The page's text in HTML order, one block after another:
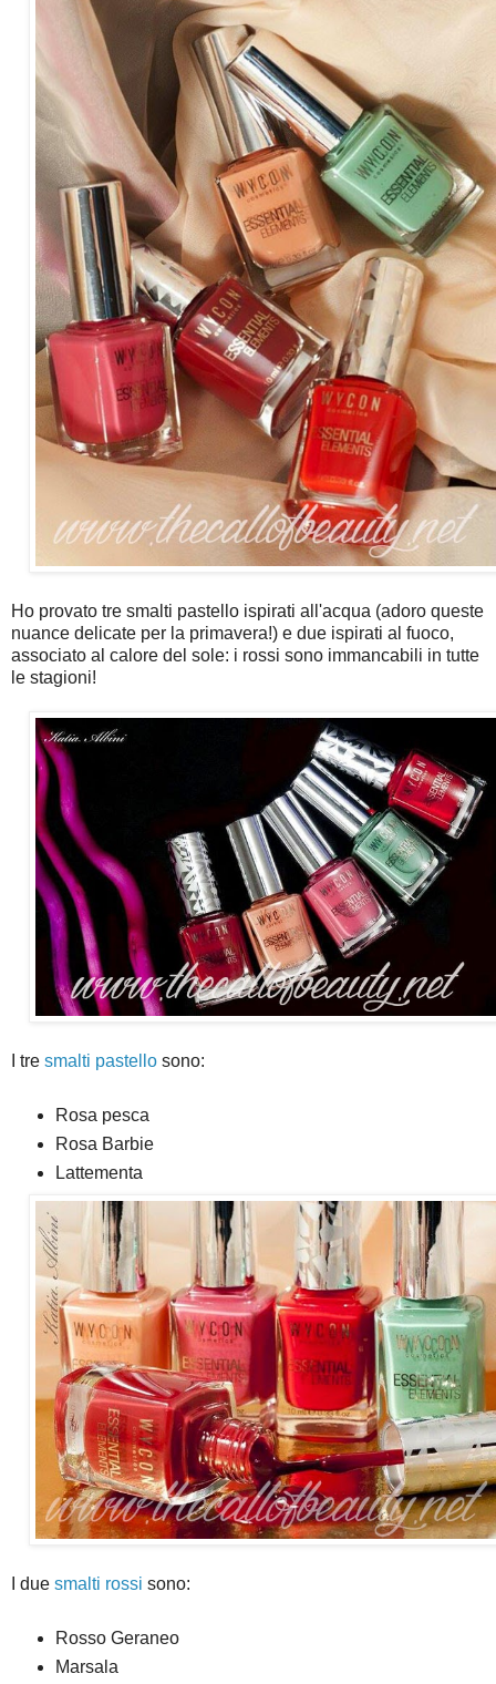
Ho provato tre smalti pastello ispirati all'acqua (adoro queste
nuance delicate per la primavera!) e due ispirati al fuoco,
associato al calore del sole: i rossi sono immancabili in tutte
le stagioni!
I tre smalti pastello sono:
Rosa pesca
Rosa Barbie
Lattementa
I due smalti rossi sono:
Rosso Geraneo
Marsala